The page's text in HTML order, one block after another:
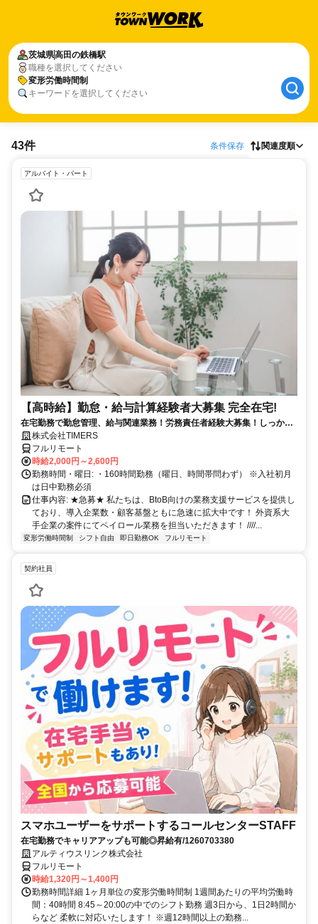
茨城県高田の鉄橋駅
職種を選択してください
変形労働時間制
キーワードを選択してください
43件 条件保存 関連度順
アルバイト・パート
【高時給】勤怠・給与計算経験者大募集 完全在宅!
在宅勤務で勤怠管理、給与関連業務！労務責任者経験大募集！しっかり
稼ぎたい方、注目！
株式会社TIMERS
フルリモート
時給2,000円～2,600円
勤務時間・曜日: ・160時間勤務（曜日、時間帯問わず） ※入社初月
は日中勤務必須
仕事内容: ★急募★ 私たちは、BtoB向けの業務支援サービスを提供し
ており、導入企業数・顧客基盤ともに急速に拡大中です！ 外資系大
手企業の案件にてペイロール業務を担当いただきます！ ////...
変形労働時間制 シフト自由 即日勤務OK フルリモート
契約社員
スマホユーザーをサポートするコールセンターSTAFF
在宅勤務でキャリアアップも可能◎昇給有/1260703380
アルティウスリンク株式会社
フルリモート
時給1,320円～1,400円
勤務時間詳細 1ヶ月単位の変形労働時間制 1週間あたりの平均労働時
間：40時間 8:45～20:00の中でのシフト勤務 週3日から、1日2時間か
らなど 柔軟に対応いたします！ ※週12時間以上の勤務...